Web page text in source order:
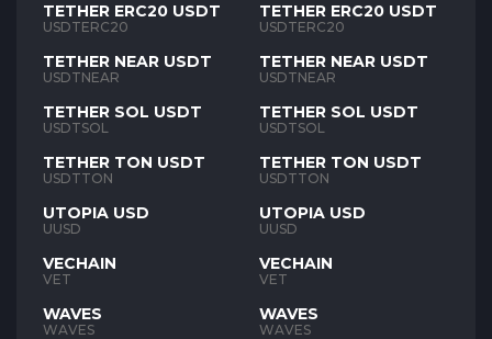
TETHER ERC20 USDT
USDTERC20
TETHER NEAR USDT
USDTNEAR
TETHER SOL USDT
USDTSOL
TETHER TON USDT
USDTTON
UTOPIA USD
UUSD
VECHAIN
VET
WAVES
WAVES
TETHER ERC20 USDT
USDTERC20
TETHER NEAR USDT
USDTNEAR
TETHER SOL USDT
USDTSOL
TETHER TON USDT
USDTTON
UTOPIA USD
UUSD
VECHAIN
VET
WAVES
WAVES